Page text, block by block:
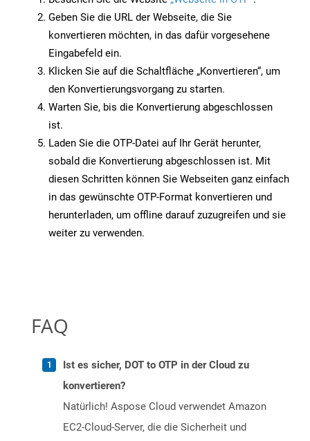
Geben Sie die URL der Webseite, die Sie
konvertieren möchten, in das dafür vorgesehene
Eingabefeld ein.
Klicken Sie auf die Schaltfläche „Konvertieren“, um
den Konvertierungsvorgang zu starten.
Warten Sie, bis die Konvertierung abgeschlossen
ist.
Laden Sie die OTP-Datei auf Ihr Gerät herunter,
sobald die Konvertierung abgeschlossen ist. Mit
diesen Schritten können Sie Webseiten ganz einfach
in das gewünschte OTP-Format konvertieren und
herunterladen, um offline darauf zuzugreifen und sie
weiter zu verwenden.
FAQ
Ist es sicher, DOT to OTP in der Cloud zu
konvertieren?
Natürlich! Aspose Cloud verwendet Amazon
EC2-Cloud-Server, die die Sicherheit und